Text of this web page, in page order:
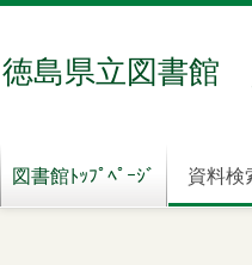
徳島県立図書館
図書館ﾄｯﾌﾟﾍﾟｰｼﾞ 資料検